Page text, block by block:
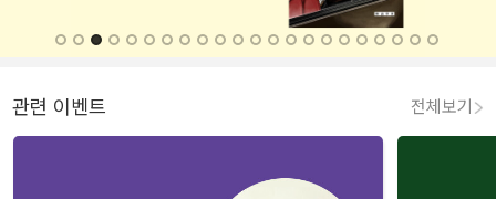
관련 이벤트 전체보기